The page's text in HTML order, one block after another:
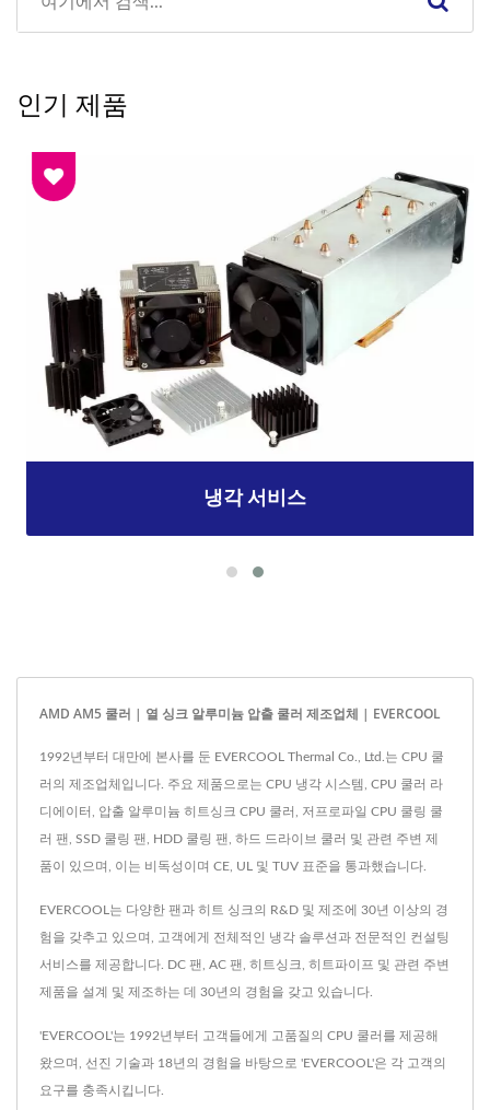
인기 제품
냉각 서비스
AMD AM5 쿨러 | 열 싱크 알루미늄 압출 쿨러 제조업체 | EVERCOOL
1992년부터 대만에 본사를 둔 EVERCOOL Thermal Co., Ltd.는 CPU 쿨
러의 제조업체입니다. 주요 제품으로는 CPU 냉각 시스템, CPU 쿨러 라
디에이터, 압출 알루미늄 히트싱크 CPU 쿨러, 저프로파일 CPU 쿨링 쿨
러 팬, SSD 쿨링 팬, HDD 쿨링 팬, 하드 드라이브 쿨러 및 관련 주변 제
품이 있으며, 이는 비독성이며 CE, UL 및 TUV 표준을 통과했습니다.
EVERCOOL는 다양한 팬과 히트 싱크의 R&D 및 제조에 30년 이상의 경
험을 갖추고 있으며, 고객에게 전체적인 냉각 솔루션과 전문적인 컨설팅
서비스를 제공합니다. DC 팬, AC 팬, 히트싱크, 히트파이프 및 관련 주변
제품을 설계 및 제조하는 데 30년의 경험을 갖고 있습니다.
'EVERCOOL'는 1992년부터 고객들에게 고품질의 CPU 쿨러를 제공해
왔으며, 선진 기술과 18년의 경험을 바탕으로 'EVERCOOL'은 각 고객의
요구를 충족시킵니다.